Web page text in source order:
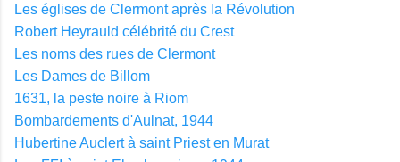
Les églises de Clermont après la Révolution
Robert Heyrauld célébrité du Crest
Les noms des rues de Clermont
Les Dames de Billom
1631, la peste noire à Riom
Bombardements d'Aulnat, 1944
Hubertine Auclert à saint Priest en Murat